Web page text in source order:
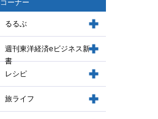
コーナー
るるぶ
週刊東洋経済eビジネス新
書
レシピ
旅ライフ